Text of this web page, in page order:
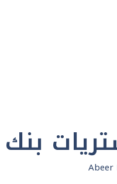
بنك
Abeer